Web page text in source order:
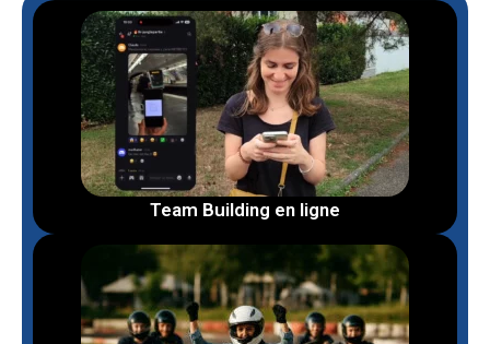
Team Building en ligne